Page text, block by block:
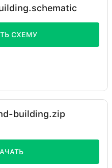
СХЕМУ
building.zip